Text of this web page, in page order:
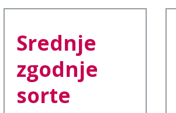
Srednje
zgodnje
sorte